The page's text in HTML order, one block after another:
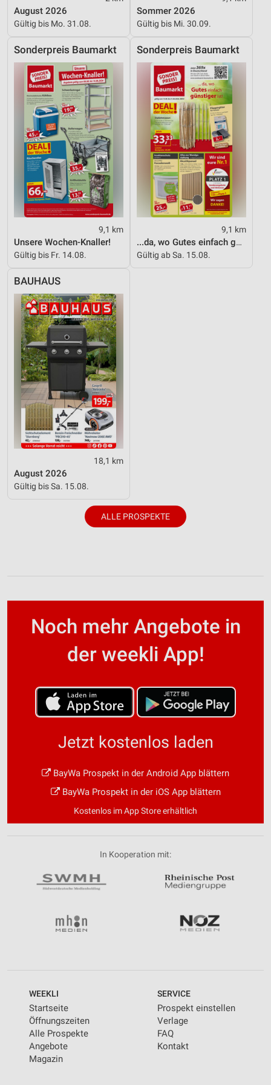
August 2026
Gültig bis Mo. 31.08.
Sommer 2026
Gültig bis Mi. 30.09.
Sonderpreis Baumarkt
9,1 km
Unsere Wochen-Knaller!
Gültig bis Fr. 14.08.
Sonderpreis Baumarkt
9,1 km
...da, wo Gutes einfach günstiger ist!
Gültig ab Sa. 15.08.
BAUHAUS
18,1 km
August 2026
Gültig bis Sa. 15.08.
ALLE PROSPEKTE
Noch mehr Angebote in
der weekli App!
Jetzt kostenlos laden
BayWa Prospekt in der Android App blättern
BayWa Prospekt in der iOS App blättern
Kostenlos im App Store erhältlich
In Kooperation mit:
WEEKLI
Startseite
Öffnungszeiten
Alle Prospekte
Angebote
Magazin
SERVICE
Prospekt einstellen
Verlage
FAQ
Kontakt
Performance
Werbung